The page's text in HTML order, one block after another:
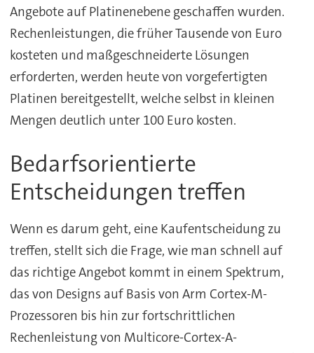
Angebote auf Platinenebene geschaffen wurden.
Rechenleistungen, die früher Tausende von Euro
kosteten und maßgeschneiderte Lösungen
erforderten, werden heute von vorgefertigten
Platinen bereitgestellt, welche selbst in kleinen
Mengen deutlich unter 100 Euro kosten.
Bedarfsorientierte
Entscheidungen treffen
Wenn es darum geht, eine Kaufentscheidung zu
treffen, stellt sich die Frage, wie man schnell auf
das richtige Angebot kommt in einem Spektrum,
das von Designs auf Basis von Arm Cortex-M-
Prozessoren bis hin zur fortschrittlichen
Rechenleistung von Multicore-Cortex-A-